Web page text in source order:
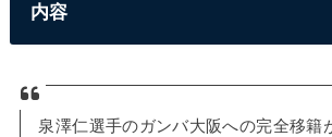
内容
泉澤仁選手のガンバ大阪への完全移籍